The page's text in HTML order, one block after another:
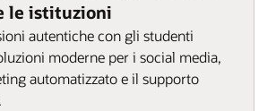
le istituzioni
autentiche con gli studenti
moderne per i social media,
automatizzato e il supporto